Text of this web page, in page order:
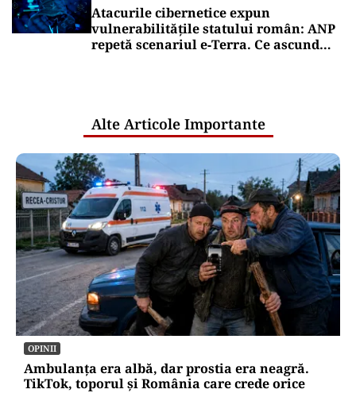
Atacurile cibernetice expun
vulnerabilitățile statului român: ANP
repetă scenariul e‑Terra. Ce ascund
Alte Articole Importante
OPINII
Ambulanța era albă, dar prostia era neagră.
TikTok, toporul și România care crede orice